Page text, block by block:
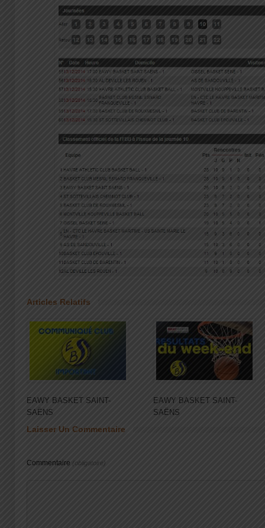
Articles Relatifs
EAWY BASKET SAINT-
SAËNS
EAWY BASKET SAINT-
SAËNS
Laisser Un Commentaire
Commentaire (obligatoire)